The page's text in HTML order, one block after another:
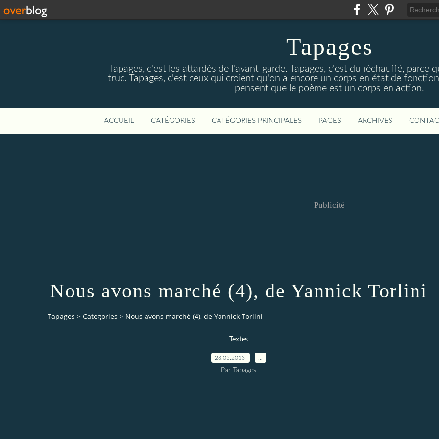
Tapages
Tapages, c'est les attardés de l'avant-garde. Tapages, c'est du réchauffé, parce
truc. Tapages, c'est ceux qui croient qu'on a encore un corps en état de
pensent que le poème est un corps en action.
ACCUEIL CATÉGORIES CATÉGORIES PRINCIPALES PAGES ARCHIVES
Publicité
Nous avons marché (4), de Yannick Torlini
Tapages > Categories > Nous avons marché (4), de Yannick Torlini
Textes
28.05.2013
Par Tapages